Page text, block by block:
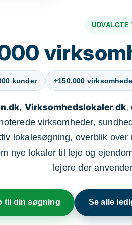
UDVALGTE
kunder +150.000
, Virksomhedslokaler.dk,
virksomheder,
lokalesøgning, overblik
nye lokaler til leje og
lejere der
til din søgning Se alle